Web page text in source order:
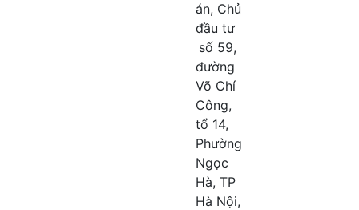
án, Chủ
đầu tư
số 59,
đường
Võ Chí
Công,
tổ 14,
Phường
Ngọc
Hà, TP
Hà Nội,